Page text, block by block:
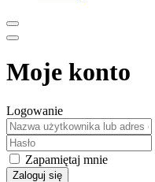
Moje konto
Logowanie
Zapamiętaj mnie
Zaloguj się